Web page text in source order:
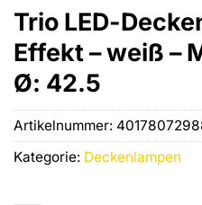
Trio LED-
Effekt – weiß –
Ø: 42.5
Artikelnummer:
Kategorie: Deckenlampen